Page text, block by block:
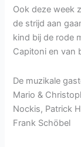
Ook deze week
de strijd aan
kind bij de rode
Capitoni en van
De muzikale
Mario &
Nockis, Patrick
Frank Schöbel